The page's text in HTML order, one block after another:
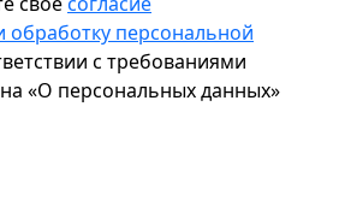
обработку персональной
с требованиями
«О персональных данных»